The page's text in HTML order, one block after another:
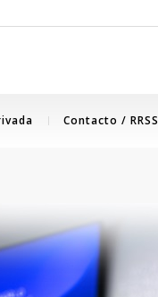
Contacto / RRSS